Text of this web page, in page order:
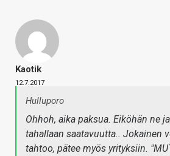
Kaotik
12.7.2017
Hulluporo
Ohhoh, aika paksua. Eiköhän ne
tahallaan saatavuutta.. Jokainen
tahtoo, pätee myös yrityksiin.